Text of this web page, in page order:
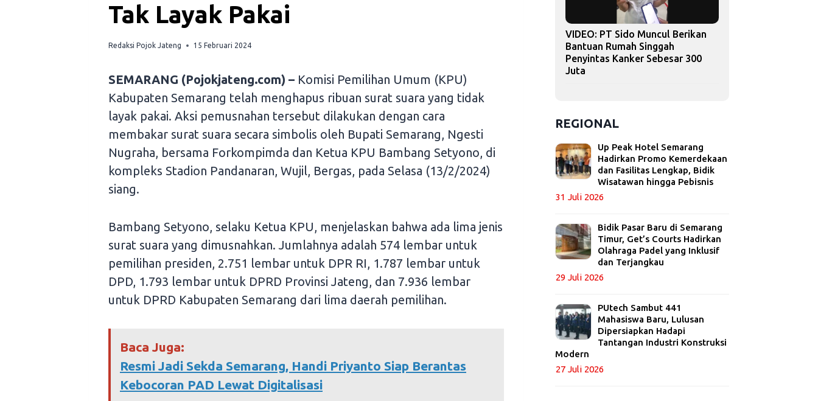
Tak Layak Pakai
Redaksi Pojok Jateng 15 Februari 2024
SEMARANG (Pojokjateng.com) – Komisi Pemilihan Umum (KPU)
Kabupaten Semarang telah menghapus ribuan surat suara yang tidak
layak pakai. Aksi pemusnahan tersebut dilakukan dengan cara
membakar surat suara secara simbolis oleh Bupati Semarang, Ngesti
Nugraha, bersama Forkompimda dan Ketua KPU Bambang Setyono, di
kompleks Stadion Pandanaran, Wujil, Bergas, pada Selasa (13/2/2024)
siang.
Bambang Setyono, selaku Ketua KPU, menjelaskan bahwa ada lima jenis
surat suara yang dimusnahkan. Jumlahnya adalah 574 lembar untuk
pemilihan presiden, 2.751 lembar untuk DPR RI, 1.787 lembar untuk
DPD, 1.793 lembar untuk DPRD Provinsi Jateng, dan 7.936 lembar
untuk DPRD Kabupaten Semarang dari lima daerah pemilihan.
Baca Juga:
Resmi Jadi Sekda Semarang, Handi Priyanto Siap Berantas
Kebocoran PAD Lewat Digitalisasi
VIDEO: PT Sido Muncul Berikan
Bantuan Rumah Singgah
Penyintas Kanker Sebesar 300
Juta
REGIONAL
Up Peak Hotel Semarang
Hadirkan Promo Kemerdekaan
dan Fasilitas Lengkap, Bidik
Wisatawan hingga Pebisnis
31 Juli 2026
Bidik Pasar Baru di Semarang
Timur, Get’s Courts Hadirkan
Olahraga Padel yang Inklusif
dan Terjangkau
29 Juli 2026
PUtech Sambut 441
Mahasiswa Baru, Lulusan
Dipersiapkan Hadapi
Tantangan Industri Konstruksi
Modern
27 Juli 2026